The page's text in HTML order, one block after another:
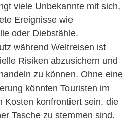
viele Unbekannte mit sich,
Ereignisse wie
oder Diebstähle.
während Weltreisen ist
Risiken abzusichern und
zu können. Ohne eine
könnten Touristen im
Kosten konfrontiert sein, die
Tasche zu stemmen sind.